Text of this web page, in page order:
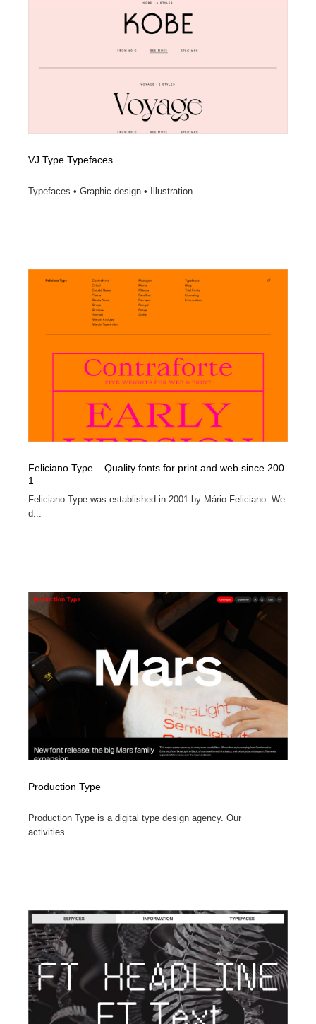
VJ Type Typefaces
Typefaces • Graphic design • Illustration...
Feliciano Type – Quality fonts for print and web since 200
1
Feliciano Type was established in 2001 by Mário Feliciano. We
d...
Production Type
Production Type is a digital type design agency. Our
activities...